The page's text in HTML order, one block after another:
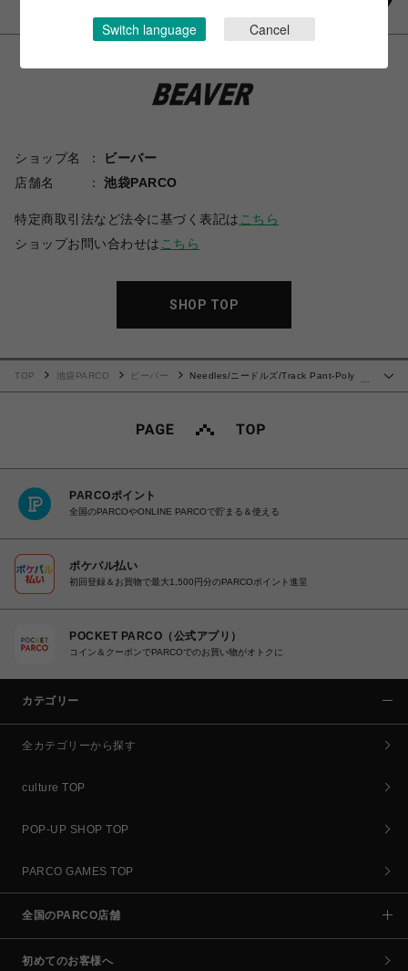
ショップ名
ビーバー
店舗名
池袋PARCO
特定商取引法など法令に基づく表記は こちら
ショップお問い合わせは こちら
SHOP TOP
TOP 池袋PARCO ビーバー
Needles/ニードルズ/Track Pant-Poly
PARCOポイント
全国のPARCOやONLINE PARCOで貯まる＆使える
ポケパル払い
初回登録＆お買物で最大1,500円分のPARCOポイント進呈
POCKET PARCO（公式アプリ）
コイン＆クーポンでPARCOでのお買い物がオトクに
カテゴリー
全カテゴリーから探す
culture TOP
POP-UP SHOP TOP
PARCO GAMES TOP
全国のPARCO店舗
初めてのお客様へ
Switch language Cancel